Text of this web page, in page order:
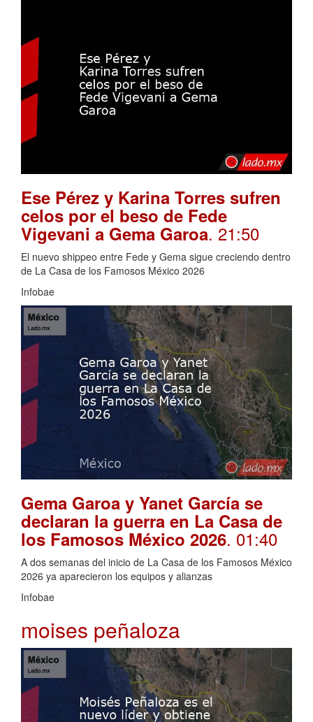
Ese Pérez y Karina Torres sufren
celos por el beso de Fede
Vigevani a Gema Garoa. 21:50
El nuevo shippeo entre Fede y Gema sigue creciendo dentro
de La Casa de los Famosos México 2026
Infobae
Gema Garoa y Yanet García se
declaran la guerra en La Casa de
los Famosos México 2026. 01:40
A dos semanas del inicio de La Casa de los Famosos México
2026 ya aparecieron los equipos y alianzas
Infobae
moises peñaloza